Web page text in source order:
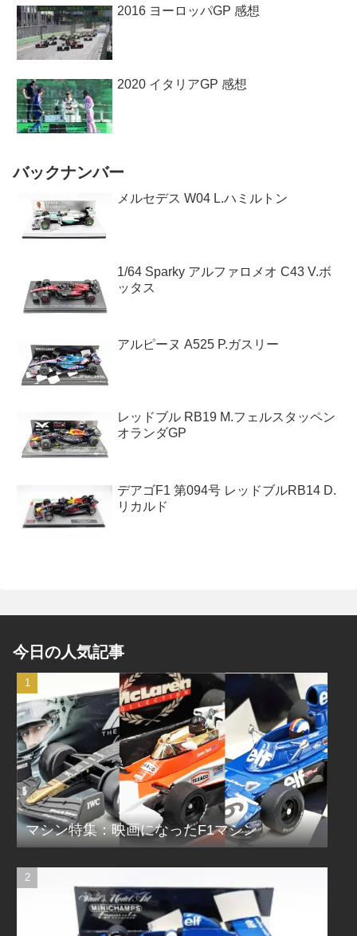
2016 ヨーロッパGP 感想
2020 イタリアGP 感想
バックナンバー
メルセデス W04 L.ハミルトン
1/64 Sparky アルファロメオ C43 V.ボ
ッタス
アルピーヌ A525 P.ガスリー
レッドブル RB19 M.フェルスタッペン
オランダGP
デアゴF1 第094号 レッドブルRB14 D.
リカルド
今日の人気記事
マシン特集：映画になったF1マシン